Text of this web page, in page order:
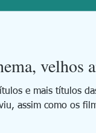
velhos
assim como os